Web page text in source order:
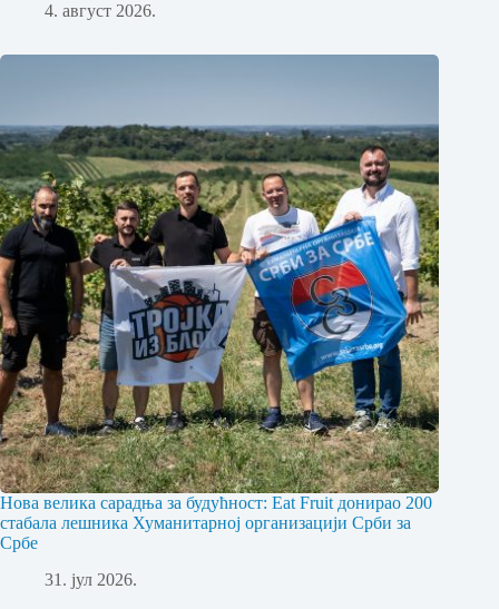
4. август 2026.
Нова велика сарадња за будућност: Eat Fruit донирао 200
стабала лешника Хуманитарној организацији Срби за
Србе
31. јул 2026.